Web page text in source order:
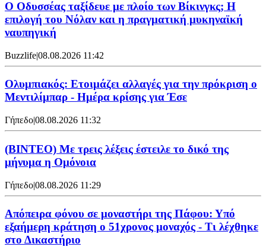
Ο Οδυσσέας ταξίδευε με πλοίο των Βίκινγκς; Η
επιλογή του Νόλαν και η πραγματική μυκηναϊκή
ναυπηγική
Buzzlife|08.08.2026 11:42
Ολυμπιακός: Ετοιμάζει αλλαγές για την πρόκριση ο
Μεντιλίμπαρ - Ημέρα κρίσης για Έσε
Γήπεδο|08.08.2026 11:32
(ΒΙΝΤΕΟ) Με τρεις λέξεις έστειλε το δικό της
μήνυμα η Ομόνοια
Γήπεδο|08.08.2026 11:29
Απόπειρα φόνου σε μοναστήρι της Πάφου: Υπό
εξαήμερη κράτηση ο 51χρονος μοναχός - Τι λέχθηκε
στο Δικαστήριο